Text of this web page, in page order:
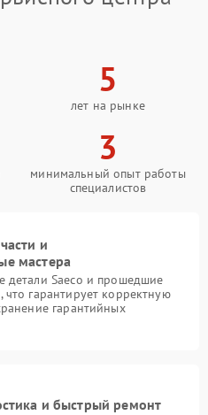
5
лет на рынке
3
минимальный опыт работы
специалистов
и
мастера
детали Saeco и прошедшие
гарантирует корректную
гарантийных
и быстрый ремонт